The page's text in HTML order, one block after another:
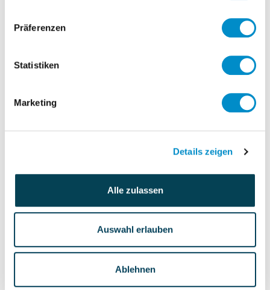
Präferenzen
Statistiken
Marketing
Details zeigen
Alle zulassen
Auswahl erlauben
Ablehnen
Definition and communication of the
out market analyses to identify trends,
Carrying out a thorough market
analysis to identify opportunities and
product decisions
Pricing of the main product categories
(tiles and accessories). Differentiation
of pricing depending on the sales
channel
Creation and maintenance of a product